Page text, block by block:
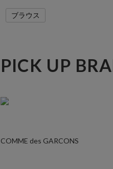
ブラウス
PICK UP
COMME des GARCONS